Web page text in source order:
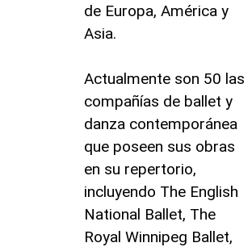
de Europa, América y
Asia.
Actualmente son 50 las
compañías de ballet y
danza contemporánea
que poseen sus obras
en su repertorio,
incluyendo The English
National Ballet, The
Royal Winnipeg Ballet,